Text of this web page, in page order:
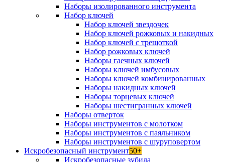
Наборы изолированного инструмента
Набор ключей
Набор ключей звездочек
Набор ключей рожковых и накидных
Набор ключей с трещоткой
Набор рожковых ключей
Наборы гаечных ключей
Наборы ключей имбусовых
Наборы ключей комбинированных
Наборы накидных ключей
Наборы торцевых ключей
Наборы шестигранных ключей
Наборы отверток
Наборы инструментов с молотком
Наборы инструментов с паяльником
Наборы инструментов с шуруповертом
Искробезопасный инструмент50+
Искробезопасные зубила